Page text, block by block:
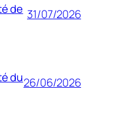
de 31/07/2026
du26/06/2026